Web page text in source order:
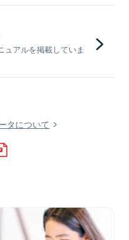
ュアルを掲載していま
タについて